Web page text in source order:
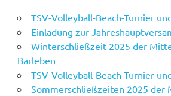
TSV-Volleyball-Beach-Turnier
Einladung zur
Winterschließzeit 2025 der
Barleben
TSV-Volleyball-Beach-Turnier
Sommerschließzeiten 2025 der